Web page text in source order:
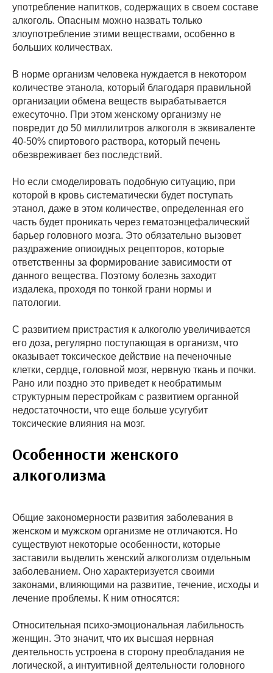
употребление напитков, содержащих в своем составе
алкоголь. Опасным можно назвать только
злоупотребление этими веществами, особенно в
больших количествах.
В норме организм человека нуждается в некотором
количестве этанола, который благодаря правильной
организации обмена веществ вырабатывается
ежесуточно. При этом женскому организму не
повредит до 50 миллилитров алкоголя в эквиваленте
40-50% спиртового раствора, который печень
обезвреживает без последствий.
Но если смоделировать подобную ситуацию, при
которой в кровь систематически будет поступать
этанол, даже в этом количестве, определенная его
часть будет проникать через гематоэнцефалический
барьер головного мозга. Это обязательно вызовет
раздражение опиоидных рецепторов, которые
ответственны за формирование зависимости от
данного вещества. Поэтому болезнь заходит
издалека, проходя по тонкой грани нормы и
патологии.
С развитием пристрастия к алкоголю увеличивается
его доза, регулярно поступающая в организм, что
оказывает токсическое действие на печеночные
клетки, сердце, головной мозг, нервную ткань и почки.
Рано или поздно это приведет к необратимым
структурным перестройкам с развитием органной
недостаточности, что еще больше усугубит
токсические влияния на мозг.
Особенности женского
алкоголизма
Общие закономерности развития заболевания в
женском и мужском организме не отличаются. Но
существуют некоторые особенности, которые
заставили выделить женский алкоголизм отдельным
заболеванием. Оно характеризуется своими
законами, влияющими на развитие, течение, исходы и
лечение проблемы. К ним относятся:
Относительная психо-эмоциональная лабильность
женщин. Это значит, что их высшая нервная
деятельность устроена в сторону преобладания не
логической, а интуитивной деятельности головного